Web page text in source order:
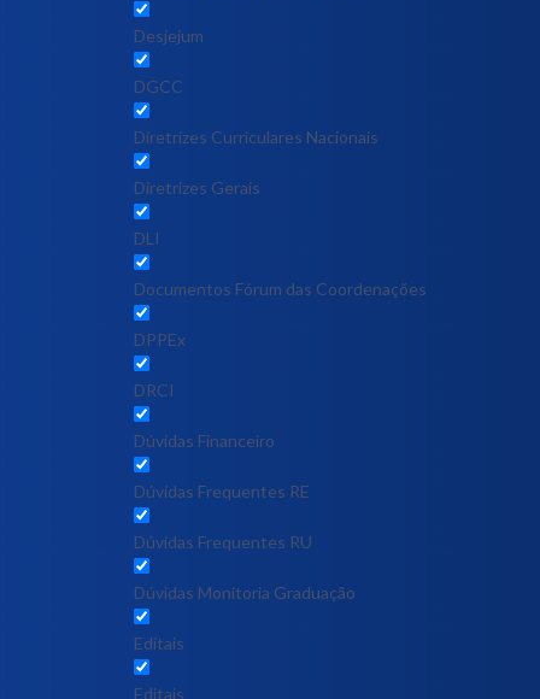
Desjejum
DGCC
Diretrizes Curriculares Nacionais
Diretrizes Gerais
DLI
Documentos Fórum das Coordenações
DPPEx
DRCI
Dúvidas Financeiro
Dúvidas Frequentes RE
Dúvidas Frequentes RU
Dúvidas Monitoria Graduação
Editais
Editais